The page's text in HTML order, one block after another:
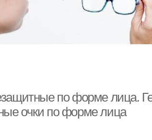
по форме лица.
очки по форме лица